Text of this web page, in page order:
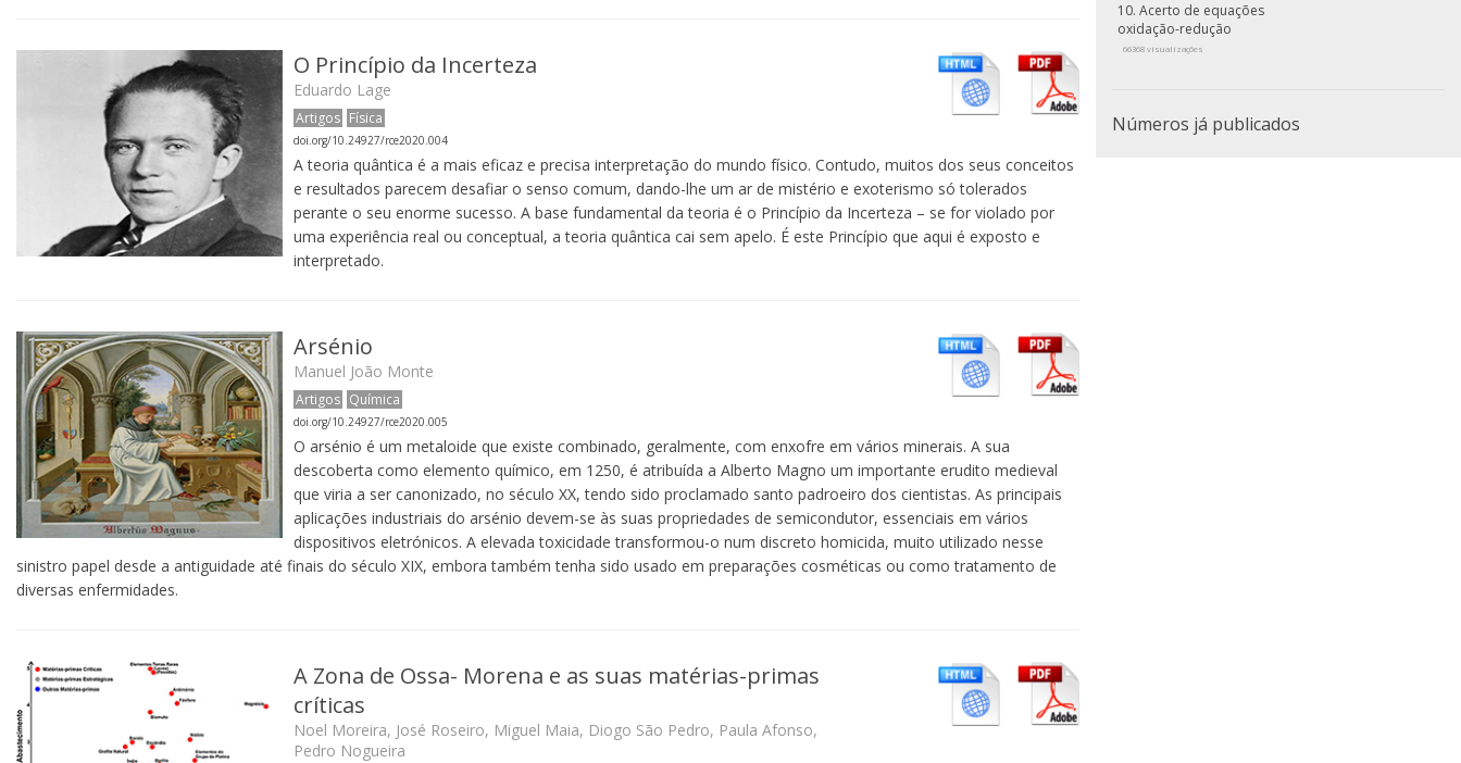
O Princípio da Incerteza
Eduardo Lage
Artigos Física
doi.org/10.24927/rce2020.004
A teoria quântica é a mais eficaz e precisa interpretação do mundo físico. Contudo, muitos dos seus conceitos
e resultados parecem desafiar o senso comum, dando-lhe um ar de mistério e exoterismo só tolerados
perante o seu enorme sucesso. A base fundamental da teoria é o Princípio da Incerteza – se for violado por
uma experiência real ou conceptual, a teoria quântica cai sem apelo. É este Princípio que aqui é exposto e
interpretado.
Arsénio
Manuel João Monte
Artigos Química
doi.org/10.24927/rce2020.005
O arsénio é um metaloide que existe combinado, geralmente, com enxofre em vários minerais. A sua
descoberta como elemento químico, em 1250, é atribuída a Alberto Magno um importante erudito medieval
que viria a ser canonizado, no século XX, tendo sido proclamado santo padroeiro dos cientistas. As principais
aplicações industriais do arsénio devem-se às suas propriedades de semicondutor, essenciais em vários
dispositivos eletrónicos. A elevada toxicidade transformou-o num discreto homicida, muito utilizado nesse
sinistro papel desde a antiguidade até finais do século XIX, embora também tenha sido usado em preparações cosméticas ou como tratamento de
diversas enfermidades.
A Zona de Ossa- Morena e as suas matérias-primas
críticas
Noel Moreira, José Roseiro, Miguel Maia, Diogo São Pedro, Paula Afonso,
Pedro Nogueira
Acerto de equações
oxidação-redução
66368 visualizações
Números já publicados